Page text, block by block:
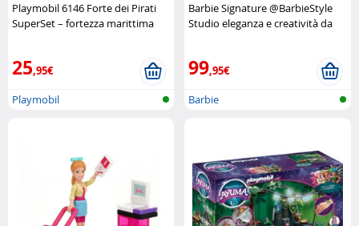
Playmobil 6146 Forte dei Pirati
SuperSet – fortezza marittima
25,95€
Playmobil
Barbie Signature @BarbieStyle
Studio eleganza e creatività da
99,95€
Barbie